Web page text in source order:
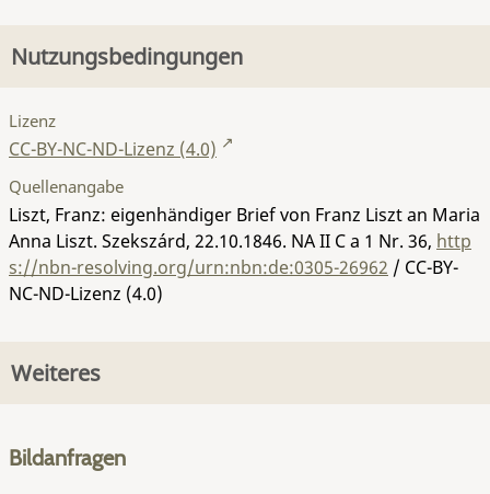
Nutzungsbedingungen
Lizenz
CC-BY-NC-ND-Lizenz (4.0)
Quellenangabe
Liszt, Franz: eigenhändiger Brief von Franz Liszt an Maria
Anna Liszt. Szekszárd, 22.10.1846. NA II C a 1 Nr. 36, http
s://nbn-resolving.org/urn:nbn:de:0305-26962 / CC-BY-
NC-ND-Lizenz (4.0)
Weiteres
Bildanfragen